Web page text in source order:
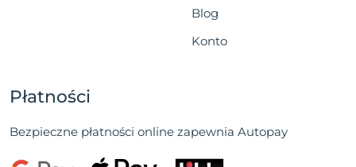
Blog
Konto
Płatności
Bezpieczne płatności online zapewnia Autopay